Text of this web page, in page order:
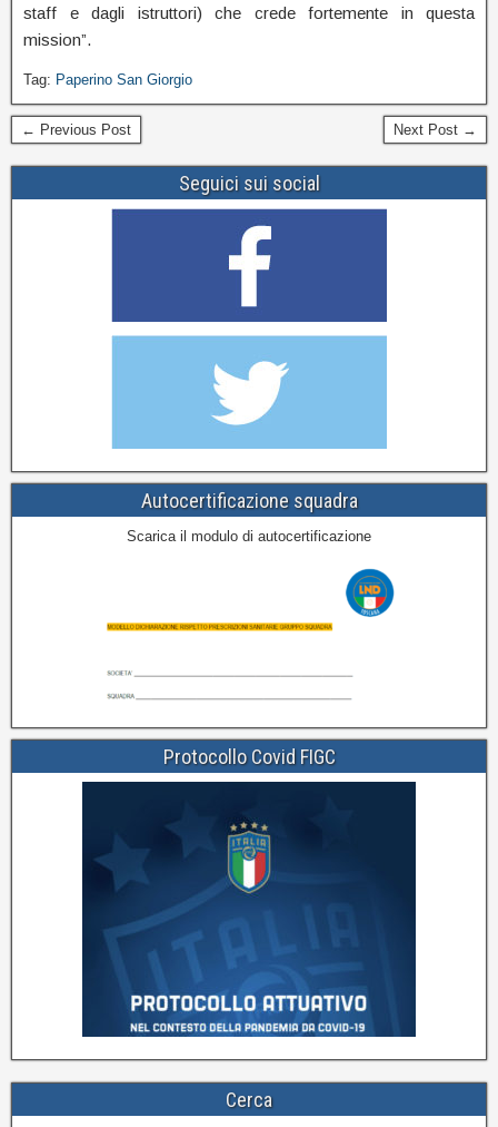
staff e dagli istruttori) che crede fortemente in questa
mission”.
Tag: Paperino San Giorgio
← Previous Post Next Post →
Seguici sui social
Autocertificazione squadra
Scarica il modulo di autocertificazione
Protocollo Covid FIGC
Cerca